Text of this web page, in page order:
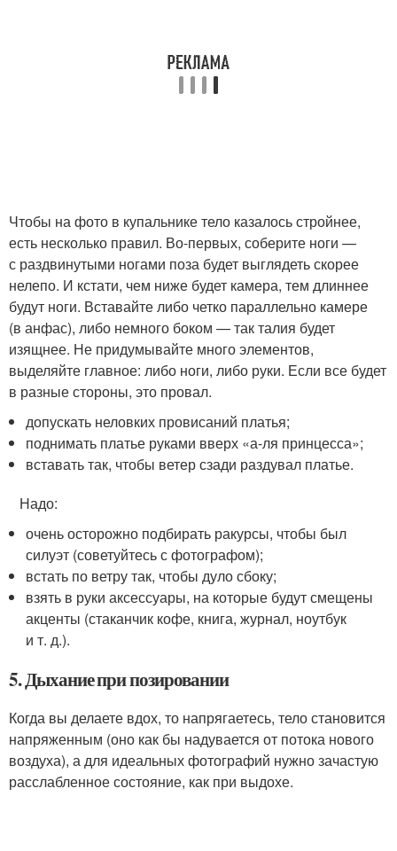
Чтобы на фото в купальнике тело казалось стройнее,
есть несколько правил. Во-первых, соберите ноги —
с раздвинутыми ногами поза будет выглядеть скорее
нелепо. И кстати, чем ниже будет камера, тем длиннее
будут ноги. Вставайте либо четко параллельно камере
(в анфас), либо немного боком — так талия будет
изящнее. Не придумывайте много элементов,
выделяйте главное: либо ноги, либо руки. Если все будет
в разные стороны, это провал.
допускать неловких провисаний платья;
поднимать платье руками вверх «а-ля принцесса»;
вставать так, чтобы ветер сзади раздувал платье.
⠀Надо:
очень осторожно подбирать ракурсы, чтобы был
силуэт (советуйтесь с фотографом);
встать по ветру так, чтобы дуло сбоку;
взять в руки аксессуары, на которые будут смещены
акценты (стаканчик кофе, книга, журнал, ноутбук
и т. д.).
5. Дыхание при позировании
Когда вы делаете вдох, то напрягаетесь, тело становится
напряженным (оно как бы надувается от потока нового
воздуха), а для идеальных фотографий нужно зачастую
расслабленное состояние, как при выдохе.